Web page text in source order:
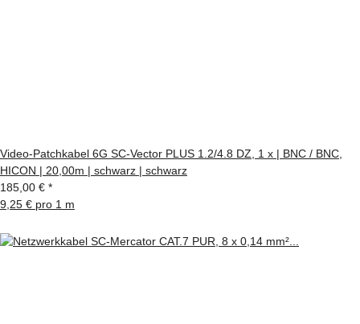
Video-Patchkabel 6G SC-Vector PLUS 1.2/4.8 DZ, 1 x | BNC / BNC,
HICON | 20,00m | schwarz | schwarz
185,00 € *
9,25 € pro 1 m